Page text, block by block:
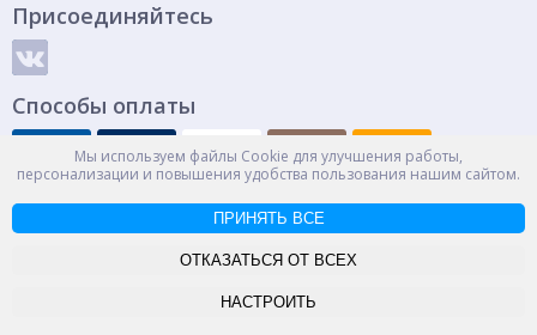
Мы используем файлы Cookie для улучшения работы,
персонализации и повышения удобства пользования нашим сайтом.
ПРИНЯТЬ ВСЕ
ОТКАЗАТЬСЯ ОТ ВСЕХ
НАСТРОИТЬ
Присоединяйтесь
Способы оплаты
Россия, Великий Новгород, пр. Александра Корсунова 14А
Контакты
Карта сайта